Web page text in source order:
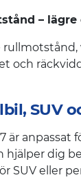
–
och
SUV
är anpassat
hjälper dig
SUV eller